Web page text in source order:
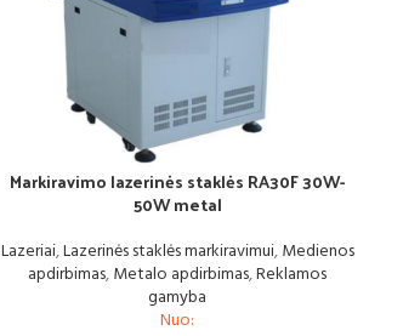
Markiravimo lazerinės staklės RA30F 30W-
50W metal
Lazeriai,Lazerinės staklės markiravimui,Medienos
apdirbimas,Metalo apdirbimas,Reklamos
gamyba
Nuo: